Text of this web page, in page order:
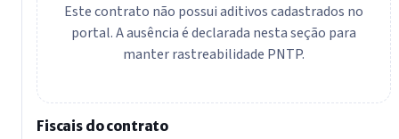
Este contrato não possui aditivos cadastrados no
portal. A ausência é declarada nesta seção para
manter rastreabilidade PNTP.
Fiscais do contrato